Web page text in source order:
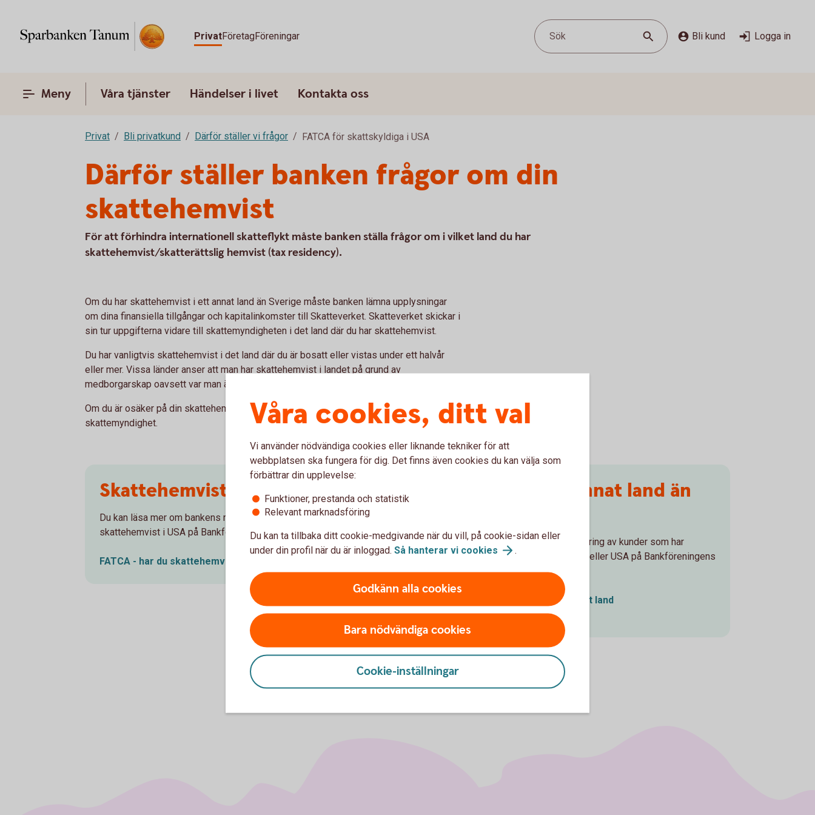
PrivatFöretagFöreningar Sök Bli kund Logga in
Meny Våra tjänster Händelser i livet Kontakta oss
Privat Bli privatkund Därför ställer vi frågor FATCA för skattskyldiga i USA
Därför ställer banken frågor om din
skattehemvist
För att förhindra internationell skatteflykt måste banken ställa frågor om i vilket land du har
skattehemvist/skatterättslig hemvist (tax residency).
Om du har skattehemvist i ett annat land än Sverige måste banken lämna upplysningar
om dina finansiella tillgångar och kapitalinkomster till Skatteverket. Skatteverket skickar i
sin tur uppgifterna vidare till skattemyndigheten i det land där du har skattehemvist.
Du har vanligtvis skattehemvist i det land där du är bosatt eller vistas under ett halvår
eller mer. Vissa länder anser att man har skattehemvist i landet på grund av
medborgarskap oavsett var man är bosatt, exempelvis USA.
Om du är osäker på din skattehemvist bör du kontakta Skatteverket eller aktuellt lands
skattemyndighet.
Skattehemvist i USA
Du kan läsa mer om bankens rapportering av kunder som har
skattehemvist i USA på Bankföreningens hemsida.
FATCA - har du skattehemvist i USA?
Skattehemvist i annat land än
Du kan läsa mer om bankens rapportering av kunder som har
skattehemvist i annat land än Sverige eller USA på Bankföreningens
hemsida.
CRS - Skatterättslig hemvist i annat land
(financesweden.se)
Våra cookies, ditt val
Vi använder nödvändiga cookies eller liknande tekniker för att
webbplatsen ska fungera för dig. Det finns även cookies du kan välja som
förbättrar din upplevelse:
Funktioner, prestanda och statistik
Relevant marknadsföring
Du kan ta tillbaka ditt cookie-medgivande när du vill, på cookie-sidan eller
under din profil när du är inloggad. Så hanterar vi cookies .
Godkänn alla cookies
Bara nödvändiga cookies
Cookie-inställningar